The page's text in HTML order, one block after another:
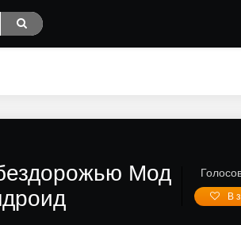
Мод
В